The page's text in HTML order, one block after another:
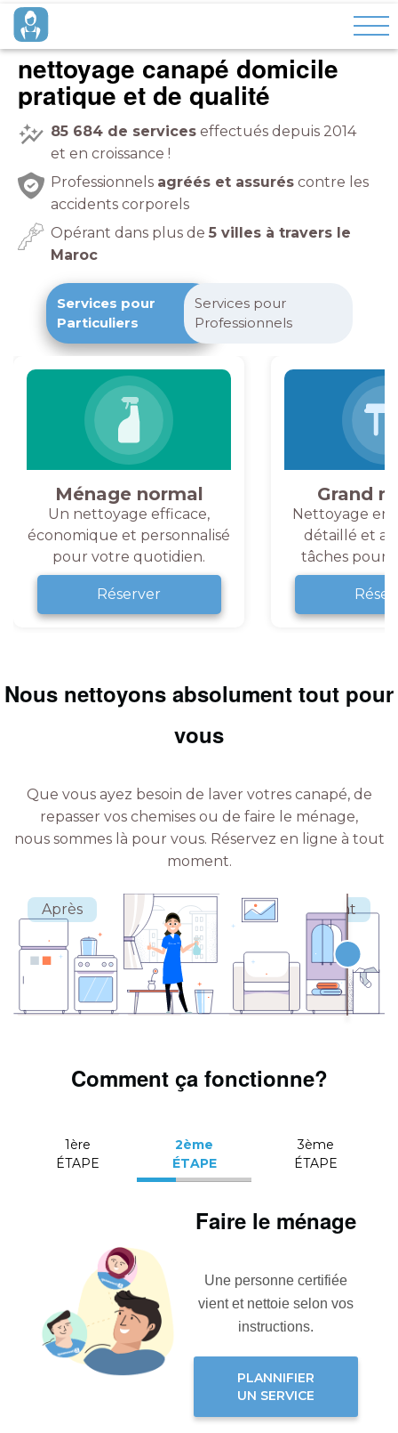
nettoyage canapé domicile
pratique et de qualité
85 684 de services effectués depuis 2014
et en croissance !
Professionnels agréés et assurés contre les
accidents corporels
Opérant dans plus de 5 villes à travers le
Maroc
Services pour
Particuliers
Services pour
Professionnels
Ménage normal
Un nettoyage efficace,
économique et personnalisé
pour votre quotidien.
Réserver
Grand
Nettoyage en
détaillé et
tâches pour
Nous nettoyons absolument tout pour
vous
Que vous ayez besoin de laver votres canapé, de
repasser vos chemises ou de faire le ménage,
nous sommes là pour vous. Réservez en ligne à tout
moment.
Comment ça fonctionne?
1ère
ÉTAPE
2ème
ÉTAPE
3ème
ÉTAPE
Faire le ménage
Une personne certifiée
vient et nettoie selon vos
instructions.
PLANNIFIER
UN SERVICE